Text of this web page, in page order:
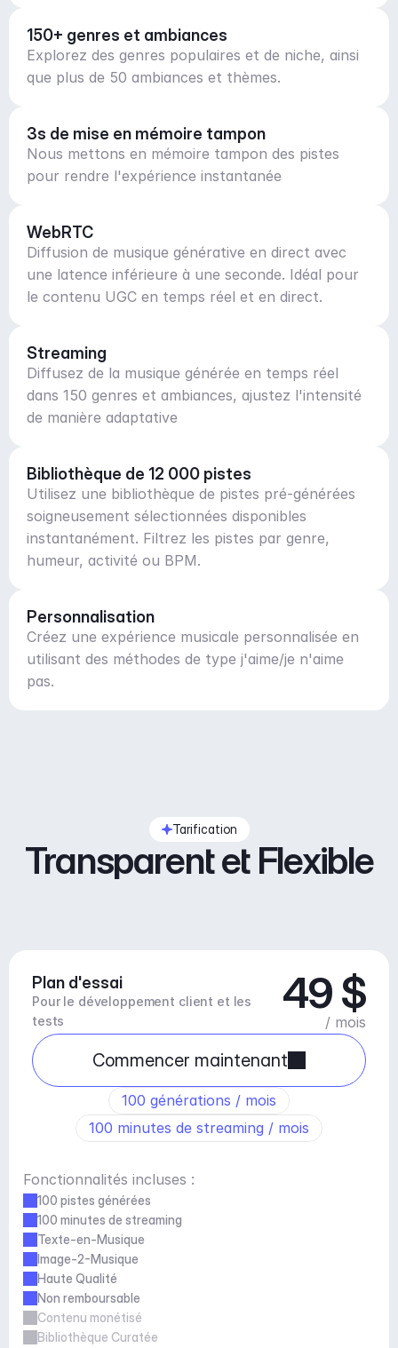
150+ genres et ambiances
Explorez des genres populaires et de niche, ainsi
que plus de 50 ambiances et thèmes.
3s de mise en mémoire tampon
Nous mettons en mémoire tampon des pistes
pour rendre l'expérience instantanée
WebRTC
Diffusion de musique générative en direct avec
une latence inférieure à une seconde. Idéal pour
le contenu UGC en temps réel et en direct.
Streaming
Diffusez de la musique générée en temps réel
dans 150 genres et ambiances, ajustez l'intensité
de manière adaptative
Bibliothèque de 12 000 pistes
Utilisez une bibliothèque de pistes pré-générées
soigneusement sélectionnées disponibles
instantanément. Filtrez les pistes par genre,
humeur, activité ou BPM.
Personnalisation
Créez une expérience musicale personnalisée en
utilisant des méthodes de type j'aime/je n'aime
pas.
Tarification
Transparent et Flexible
Plan d'essai
Pour le développement client et les
tests
49 $
/ mois
Commencer maintenant
100 générations / mois
100 minutes de streaming / mois
Fonctionnalités incluses :
100 pistes générées
100 minutes de streaming
Texte-en-Musique
Image-2-Musique
Haute Qualité
Non remboursable
Contenu monétisé
Bibliothèque Curatée